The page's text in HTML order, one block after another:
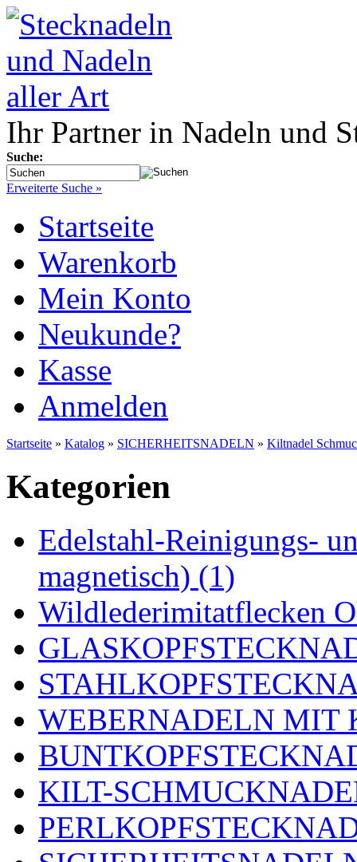
Ihr Partner in Nadeln und
Suche:
Erweiterte Suche »
Startseite
Warenkorb
Mein Konto
Neukunde?
Kasse
Anmelden
Startseite » Katalog » SICHERHEITSNADELN » Kiltnadel
Kategorien
Edelstahl-Reinigungs-
magnetisch) (1)
Wildlederimitatflecken
WEBERNADELN MIT
KILT-